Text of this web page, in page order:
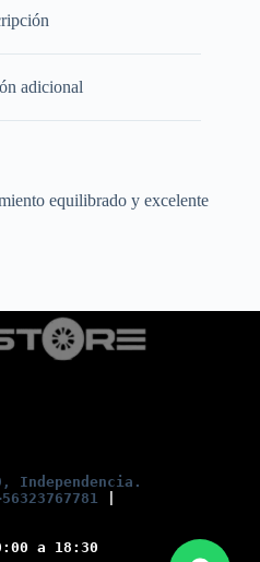
adicional
equilibrado y excelente
Independencia.
a 18:30